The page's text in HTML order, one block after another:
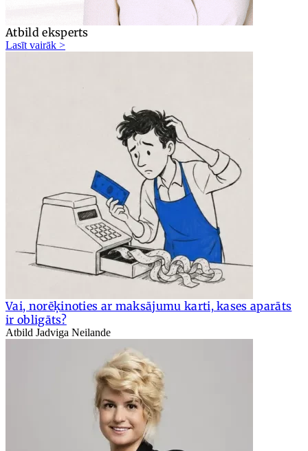
Atbild eksperts
Lasīt vairāk >
Vai, norēķinoties ar maksājumu karti, kases aparāts
ir obligāts?
Atbild Jadviga Neilande